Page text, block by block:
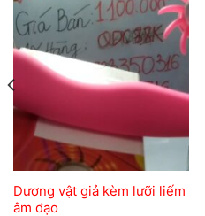
Add to
wishlist
Dương vật giả kèm lưỡi liếm
âm đạo